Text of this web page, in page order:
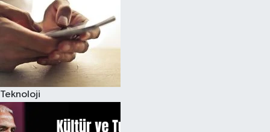
Teknoloji